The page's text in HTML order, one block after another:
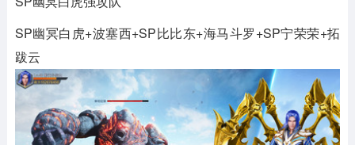
SP幽冥白虎+波塞西+SP比比东+海马斗罗+SP宁荣荣+拓
跋云